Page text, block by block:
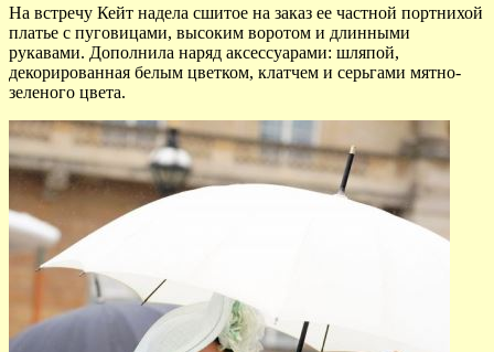
На встречу Кейт надела сшитое на заказ ее частной портнихой
платье с пуговицами, высоким воротом и длинными
рукавами. Дополнила наряд аксессуарами: шляпой,
декорированная белым цветком, клатчем и серьгами мятно-
зеленого цвета.